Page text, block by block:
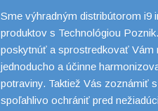
Sme výhradným distribútorom i9
produktov s Technológiou
poskytnúť a sprostredkovať Vám
jednoducho a účinne
potraviny. Taktiež Vás zoznámiť
spoľahlivo ochrániť pred